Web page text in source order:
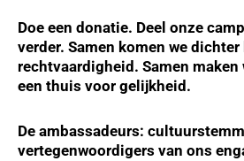
Doe een donatie. Deel onze
verder. Samen komen we dichter
rechtvaardigheid. Samen maken
een thuis voor gelijkheid.
De ambassadeurs:
vertegenwoordigers van ons